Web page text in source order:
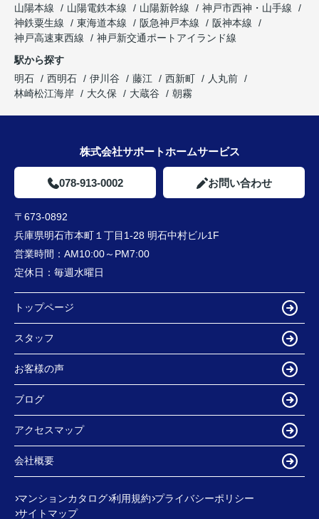
山陽本線
山陽電鉄本線 山陽新幹線
神戸市西神・山手線
神鉄粟生線
東海道本線 阪急神戸本線
阪神本線
神戸高速東西線
神戸新交通ポートアイランド線
駅から探す
明石
西明石 伊川谷 藤江 西新町
人丸前
林崎松江海岸
大久保 大蔵谷 朝霧
株式会社サポートホームサービス
078-913-0002 お問い合わせ
〒673-0892
兵庫県明石市本町１丁目1-28 明石中村ビル1F
営業時間： AM10:00～PM7:00
定休日： 毎週水曜日
トップページ
スタッフ
お客様の声
ブログ
アクセスマップ
会社概要
マンションカタログ 利用規約 プライバシーポリシー
サイトマップ